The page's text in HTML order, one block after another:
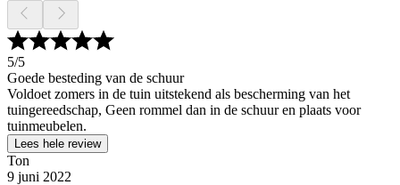
5/5
Goede besteding van de schuur
Voldoet zomers in de tuin uitstekend als bescherming van het
tuingereedschap, Geen rommel dan in de schuur en plaats voor
tuinmeubelen.
Lees hele review
Ton
9 juni 2022